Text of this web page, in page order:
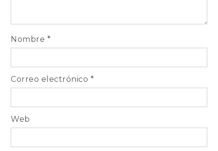
Nombre *
Correo electrónico *
Web